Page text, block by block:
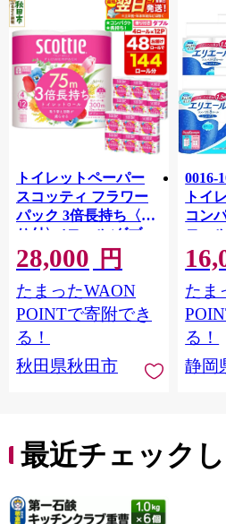
トイレットペーパー
スコッティ フラワー
パック 3倍長持ち〈香
り付〉4ロール(ダブ
ル)×12パック 日用品
最短翌日発送 [スコッ
ティ フラワーパック
トイレットペーパー
日本製紙クレシア] 秋
田県秋田市
28,000 円
たまったWAON
POINTで寄附でき
る！
秋田県秋田市
0016-
トイ
コン
ロー
ール
トイ
シン
香り
品 備蓄
たま
る！
静岡
最近チェック